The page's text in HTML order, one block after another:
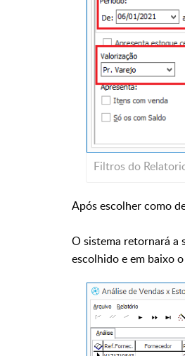
Filtros do
Após escolher como
O sistema retornará a
escolhido e em baixo